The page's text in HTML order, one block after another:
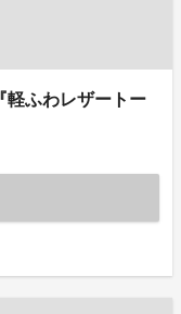
軽ふわレザートー